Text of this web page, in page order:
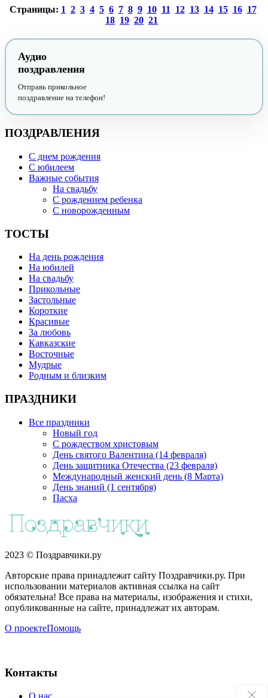
Страницы: 1 2 3 4 5 6 7 8 9 10 11 12 13 14 15 16 17
18 19 20 21
Аудио
поздравления
Отправь прикольное
поздравление на телефон!
ПОЗДРАВЛЕНИЯ
С днем рождения
С юбилеем
Важные события
На свадьбу
С рождением ребенка
С новорожденным
ТОСТЫ
На день рождения
На юбилей
На свадьбу
Прикольные
Застольные
Короткие
Красивые
За любовь
Кавказские
Восточные
Мудрые
Родным и близким
ПРАЗДНИКИ
Все праздники
Новый год
С рождеством христовым
День святого Валентина (14 февраля)
День защитника Отечества (23 февраля)
Международный женский день (8 Марта)
День знаний (1 сентября)
Пасха
2023 © Поздравчики.ру
Авторские права принадлежат сайту Поздравчики.ру. При
использовании материалов активная ссылка на сайт
обязательна! Все права на материалы, изображения и стихи,
опубликованные на сайте, принадлежат их авторам.
О проектеПомощь
Контакты
О нас